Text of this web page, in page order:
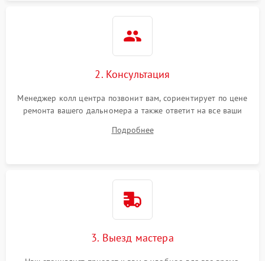
2. Консультация
Менеджер колл центра позвонит вам, сориентирует по цене
ремонта вашего дальномера а также ответит на все ваши
Подробнее
3. Выезд мастера